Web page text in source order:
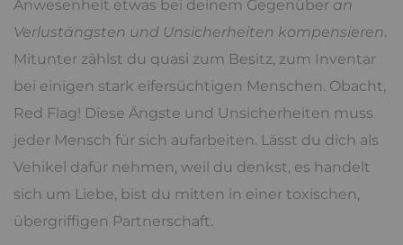
Anwesenheit etwas bei deinem Gegenüber an
Verlustängsten und Unsicherheiten kompensieren.
Mitunter zählst du quasi zum Besitz, zum Inventar
bei einigen stark eifersüchtigen Menschen. Obacht,
Red Flag! Diese Ängste und Unsicherheiten muss
jeder Mensch für sich aufarbeiten. Lässt du dich als
Vehikel dafür nehmen, weil du denkst, es handelt
sich um Liebe, bist du mitten in einer toxischen,
übergriffigen Partnerschaft.